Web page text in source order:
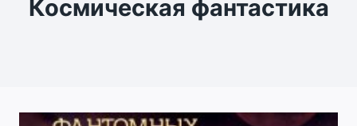
Космическая фантастика